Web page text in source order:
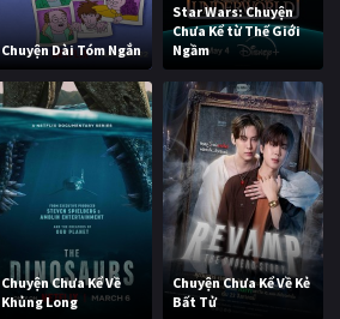
Chuyện Dài Tóm Ngắn
Star Wars: Chuyện
Chưa Kể từ Thế Giới
Ngầm
Chuyện Chưa Kể Về
Khủng Long
Chuyện Chưa Kể Về Kẻ
Bất Tử